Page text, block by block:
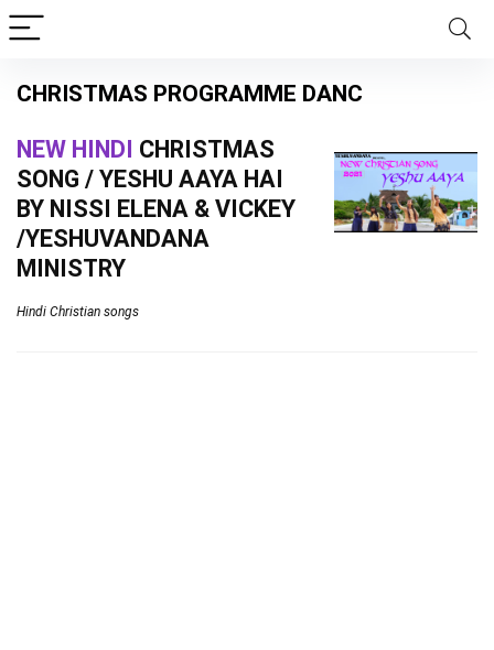
CHRISTMAS PROGRAMME DANC
NEW HINDI CHRISTMAS
SONG / YESHU AAYA HAI
BY NISSI ELENA & VICKEY
/YESHUVANDANA
MINISTRY
Hindi Christian songs